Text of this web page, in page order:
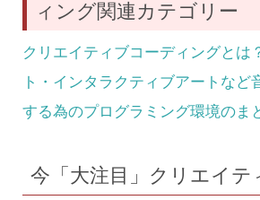
ィング関連カテゴリー
クリエイティブコーディングとは
ト・インタラクティブアートなど
する為のプログラミング環境のま
今「大注目」クリエイテ